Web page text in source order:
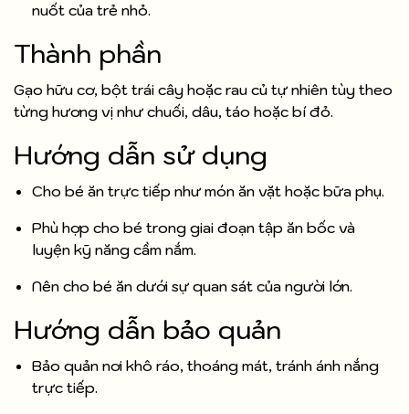
nuốt của trẻ nhỏ.
Thành phần
Gạo hữu cơ, bột trái cây hoặc rau củ tự nhiên tùy theo
từng hương vị như chuối, dâu, táo hoặc bí đỏ.
Hướng dẫn sử dụng
Cho bé ăn trực tiếp như món ăn vặt hoặc bữa phụ.
Phù hợp cho bé trong giai đoạn tập ăn bốc và
luyện kỹ năng cầm nắm.
Nên cho bé ăn dưới sự quan sát của người lớn.
Hướng dẫn bảo quản
Bảo quản nơi khô ráo, thoáng mát, tránh ánh nắng
trực tiếp.